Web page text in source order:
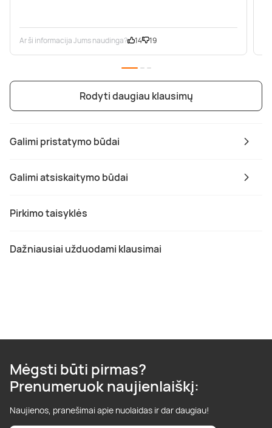
Galimi pristatymo būdai
Galimi atsiskaitymo būdai
Pirkimo taisyklės
Dažniausiai užduodami klausimai
Ar ši informacija Jums naudinga? 14 19
Rodyti daugiau klausimų
Mėgsti būti pirmas?
Prenumeruok naujienlaiškį:
Naujienos, pranešimai apie nuolaidas ir dar daugiau!